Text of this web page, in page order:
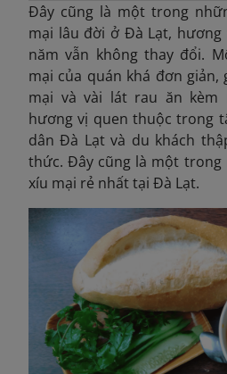
Đây cũng là một trong
mại lâu đời ở Đà Lạt,
năm vẫn không thay đổi.
mại của quán khá đơn
mại và vài lát rau ăn
hương vị quen thuộc trong
dân Đà Lạt và du khách
thức. Đây cũng là một trong
xíu mại rẻ nhất tại Đà Lạt.